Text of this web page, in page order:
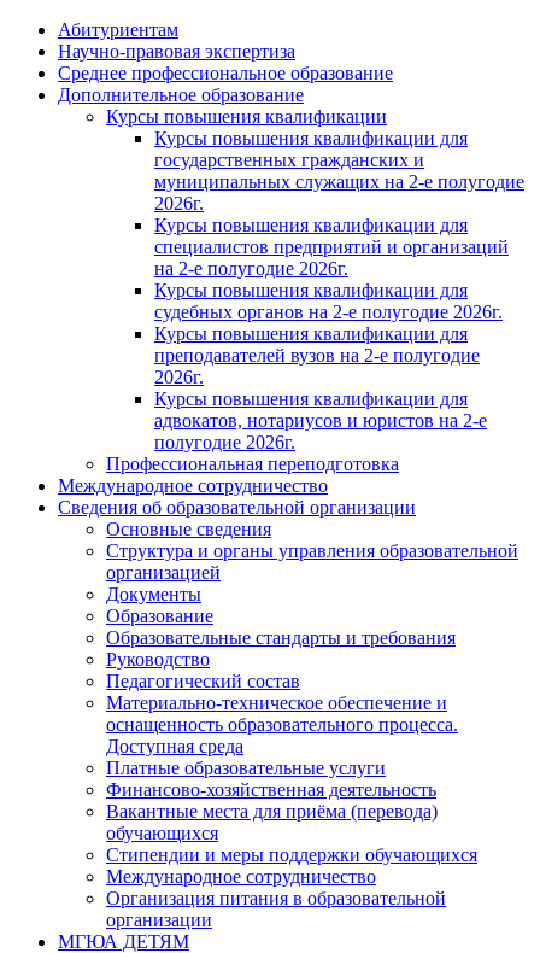
Абитуриентам
Научно-правовая экспертиза
Cреднее профессиональное образование
Дополнительное образование
Курсы повышения квалификации
Курсы повышения квалификации для
государственных гражданских и
муниципальных служащих на 2-е полугодие
2026г.
Курсы повышения квалификации для
специалистов предприятий и организаций
на 2-е полугодие 2026г.
Курсы повышения квалификации для
судебных органов на 2-е полугодие 2026г.
Курсы повышения квалификации для
преподавателей вузов на 2-е полугодие
2026г.
Курсы повышения квалификации для
адвокатов, нотариусов и юристов на 2-е
полугодие 2026г.
Профессиональная переподготовка
Международное сотрудничество
Сведения об образовательной организации
Основные сведения
Структура и органы управления образовательной
организацией
Документы
Образование
Образовательные стандарты и требования
Руководство
Педагогический состав
Материально-техническое обеспечение и
оснащенность образовательного процесса.
Доступная среда
Платные образовательные услуги
Финансово-хозяйственная деятельность
Вакантные места для приёма (перевода)
обучающихся
Стипендии и меры поддержки обучающихся
Международное сотрудничество
Организация питания в образовательной
организации
МГЮА ДЕТЯМ